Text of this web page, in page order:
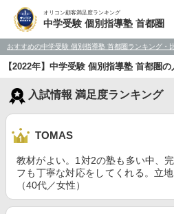
オリコン顧客満足度ランキング
中学受験 個別指導塾 首都圏
おすすめの中学受験 個別指導塾 首都圏ランキング・
【2022年】中学受験 個別指導塾 首都圏
入試情報 満足度ランキング
TOMAS
教材がよい。1対2の塾も多い中、
フも丁寧な対応をしてくれる。立
（40代／女性）